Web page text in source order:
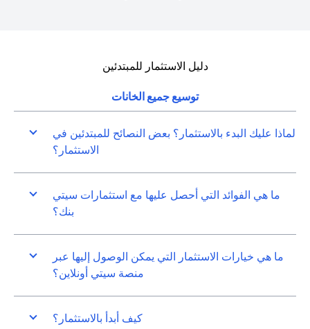
دليل الاستثمار للمبتدئين
توسيع جميع الخانات
لماذا عليك البدء بالاستثمار؟ بعض النصائح للمبتدئين في
الاستثمار؟
ما هي الفوائد التي أحصل عليها مع استثمارات سيتي
بنك؟
ما هي خيارات الاستثمار التي يمكن الوصول إليها عبر
منصة سيتي أونلاين؟
كيف أبدأ بالاستثمار؟